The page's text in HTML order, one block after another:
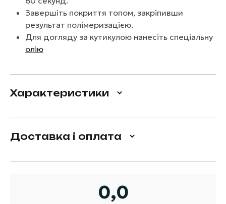
Завершіть покриття топом, закріпивши
результат полімеризацією.
Для догляду за кутикулою нанесіть спеціальну
олію
Характеристики
Доставка і оплата
0,0